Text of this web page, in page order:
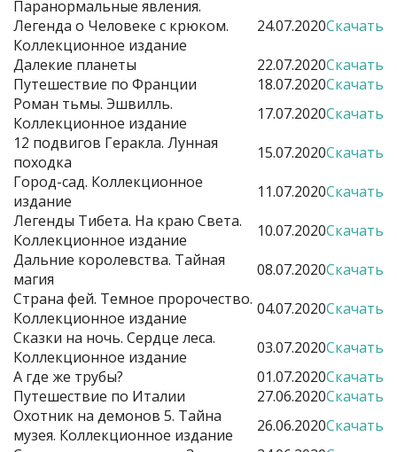
Паранормальные явления.
Легенда о Человеке с крюком.
Коллекционное издание
24.07.2020Скачать
Далекие планеты
22.07.2020Скачать
Путешествие по Франции
18.07.2020Скачать
Роман тьмы. Эшвилль.
Коллекционное издание
17.07.2020Скачать
12 подвигов Геракла. Лунная
походка
15.07.2020Скачать
Город-сад. Коллекционное
издание
11.07.2020Скачать
Легенды Тибета. На краю Света.
Коллекционное издание
10.07.2020Скачать
Дальние королевства. Тайная
магия
08.07.2020Скачать
Страна фей. Темное пророчество.
Коллекционное издание
04.07.2020Скачать
Сказки на ночь. Сердце леса.
Коллекционное издание
03.07.2020Скачать
А где же трубы?
01.07.2020Скачать
Путешествие по Италии
27.06.2020Скачать
Охотник на демонов 5. Тайна
музея. Коллекционное издание
26.06.2020Скачать